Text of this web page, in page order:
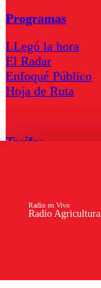
Radio Agricultura
Radio en Vivo
Programas
LLegó la hora
El Radar
Enfoqué Público
Hoja de Ruta
Tarifas